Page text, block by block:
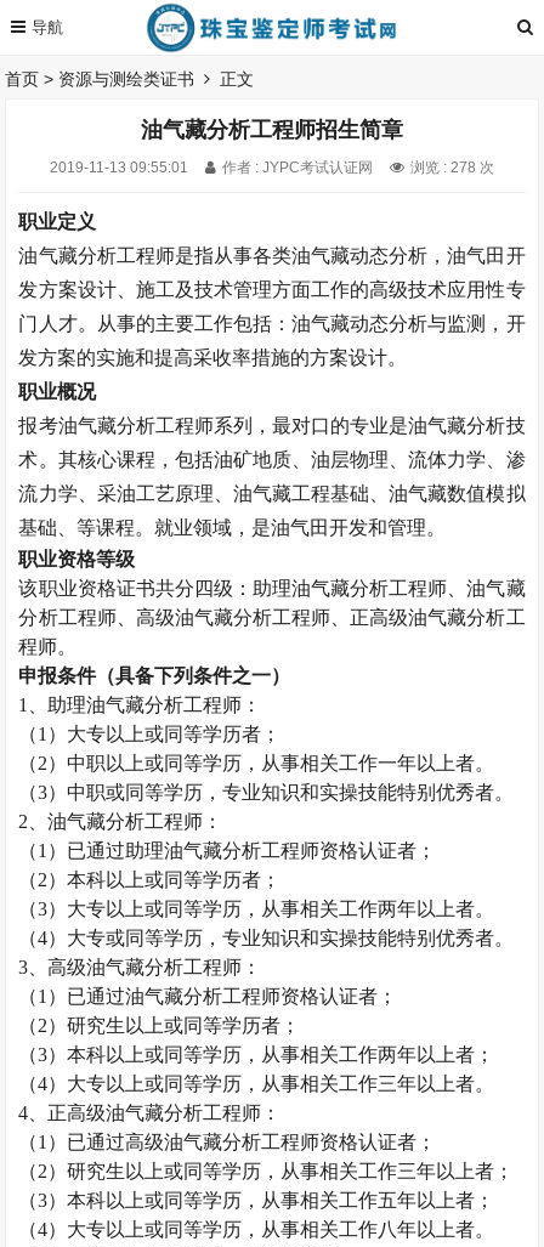
首页 > 资源与测绘类证书 正文
油气藏分析工程师招生简章
2019-11-13 09:55:01 作者 : JYPC考试认证网 浏览 : 278 次
职业定义
油气藏分析工程师是指从事各类油气藏动态分析，油气田开
发方案设计、施工及技术管理方面工作的高级技术应用性专
门人才。从事的主要工作包括：油气藏动态分析与监测，开
发方案的实施和提高采收率措施的方案设计。
职业概况
报考油气藏分析工程师系列，最对口的专业是油气藏分析技
术。其核心课程，包括油矿地质、油层物理、流体力学、渗
流力学、采油工艺原理、油气藏工程基础、油气藏数值模拟
基础、等课程。就业领域，是油气田开发和管理。
职业资格等级
该职业资格证书共分四级：助理油气藏分析工程师、油气藏
分析工程师、高级油气藏分析工程师、正高级油气藏分析工
程师。
申报条件（具备下列条件之一）
1
、助理油气藏分析工程师：
（1 ）大专以上或同等学历者；
（2）中职以上或同等学历，从事相关工作一年以上者。
（3）中职或同等学历，专业知识和实操技能特别优秀者。
2 、油气藏分析工程师：
（1 ）已通过助理油气藏分析工程师资格认证者；
（2）本科以上或同等学历者；
（3）大专以上或同等学历，从事相关工作两年以上者。
（4）大专或同等学历，专业知识和实操技能特别优秀者。
3 、高级油气藏分析工程师：
（1 ）已通过油气藏分析工程师资格认证者；
（2）研究生以上或同等学历者；
（3）本科以上或同等学历，从事相关工作两年以上者；
（4）大专以上或同等学历，从事相关工作三年以上者。
4 、正高级油气藏分析工程师：
（1 ）已通过高级油气藏分析工程师资格认证者；
（2）研究生以上或同等学历，从事相关工作三年以上者；
（3）本科以上或同等学历，从事相关工作五年以上者；
（4）大专以上或同等学历，从事相关工作八年以上者。